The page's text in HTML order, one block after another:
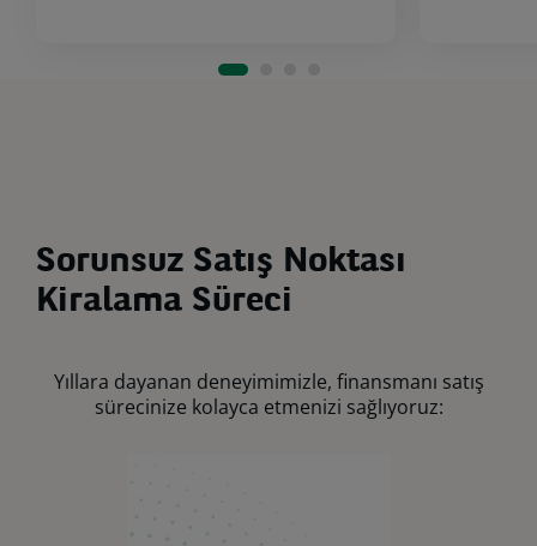
Sorunsuz Satış Noktası
Kiralama Süreci
Yıllara dayanan deneyimimizle, finansmanı satış
sürecinize kolayca etmenizi sağlıyoruz: